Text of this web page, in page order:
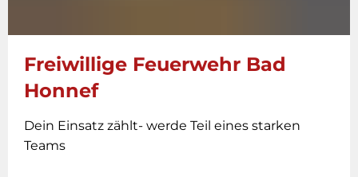
Freiwillige Feuerwehr Bad
Honnef
Dein Einsatz zählt- werde Teil eines starken
Teams